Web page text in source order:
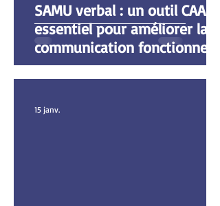
SAMU verbal : un outil CAA
essentiel pour améliorer la
communication fonctionnelle
15 janv.